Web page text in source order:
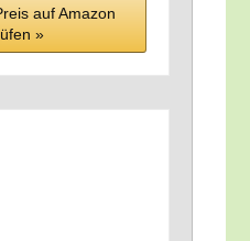
auf Ama­zon
»